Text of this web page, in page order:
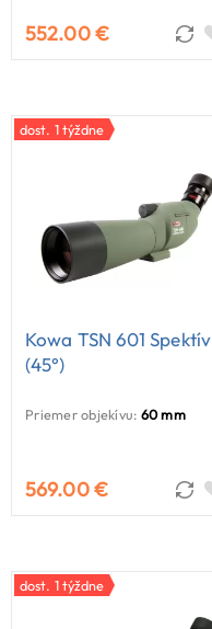
552.00 €
dost. 1 týždne
Kowa TSN 601 Spektív
(45°)
Priemer objekívu: 60 mm
569.00 €
dost. 1 týždne